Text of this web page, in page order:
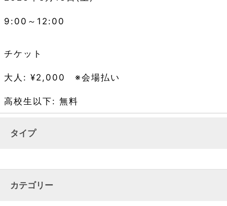
9:00～12:00
チケット
大人: ¥2,000 ※会場払い
高校生以下: 無料
タイプ
カテゴリー